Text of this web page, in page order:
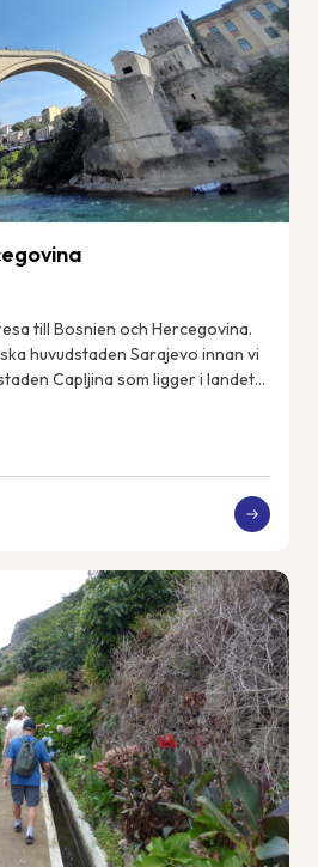
till Bosnien och Hercegovina.
huvudstaden Sarajevo innan vi
Capljina som ligger i landets